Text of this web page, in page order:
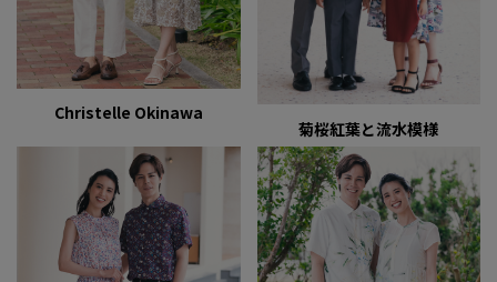
Christelle Okinawa
菊桜紅葉と流水模様